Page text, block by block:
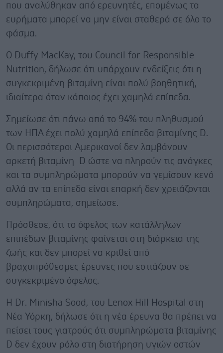
που αναλύθηκαν από ερευνητές, επομένως τα
ευρήματα μπορεί να μην είναι σταθερά σε όλο το
φάσμα.
Ο Duffy MacKay, του Council for Responsible
Nutrition, δήλωσε ότι υπάρχουν ενδείξεις ότι η
συγκεκριμένη βιταμίνη είναι πολύ βοηθητική,
ιδιαίτερα όταν κάποιος έχει χαμηλά επίπεδα.
Σημείωσε ότι πάνω από το 94% του πληθυσμού
των ΗΠΑ έχει πολύ χαμηλά επίπεδα βιταμίνης D.
Οι περισσότεροι Αμερικανοί δεν λαμβάνουν
αρκετή βιταμίνη D ώστε να πληρούν τις ανάγκες
και τα συμπληρώματα μπορούν να γεμίσουν κενό
αλλά αν τα επίπεδα είναι επαρκή δεν χρειάζονται
συμπληρώματα, σημείωσε.
Πρόσθεσε, ότι το όφελος των κατάλληλων
επιπέδων βιταμίνης φαίνεται στη διάρκεια της
ζωής και δεν μπορεί να κριθεί από
βραχυπρόθεσμες έρευνες που εστιάζουν σε
συγκεκριμένο όφελος.
Η Dr. Minisha Sood, του Lenox Hill Hospital στη
Νέα Υόρκη, δήλωσε ότι η νέα έρευνα θα πρέπει να
πείσει τους γιατρούς ότι συμπληρώματα βιταμίνης
D δεν έχουν ρόλο στη διατήρηση υγιών οστών